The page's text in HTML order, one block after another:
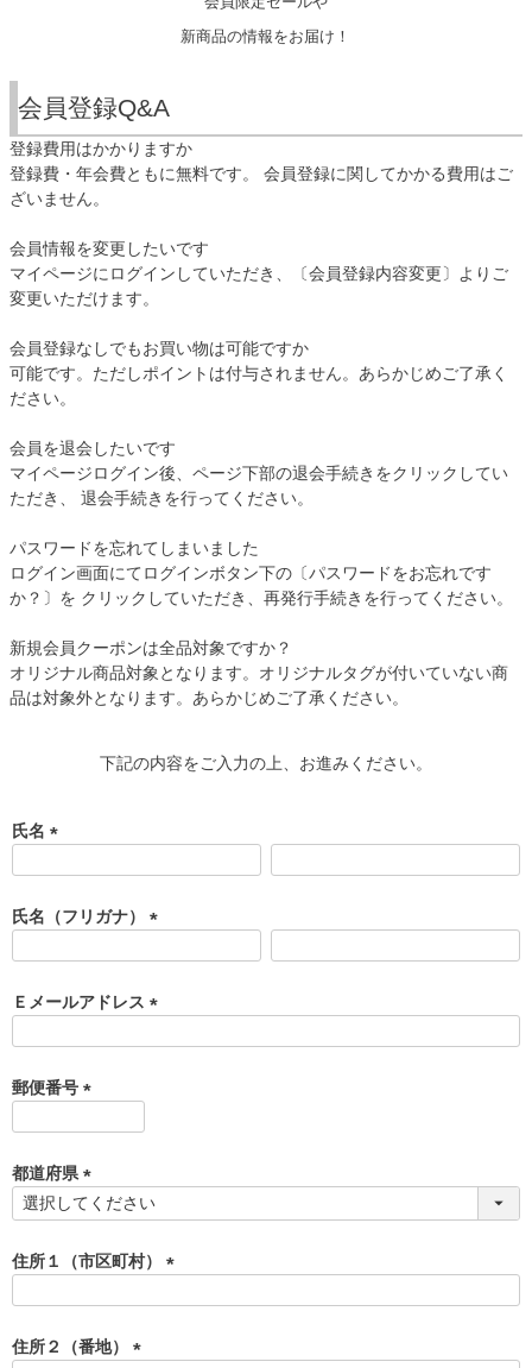
新商品の情報をお届け！
会員登録Q&A
登録費用はかかりますか
登録費・年会費ともに無料です。 会員登録に関してかかる費用はご
ざいません。
会員情報を変更したいです
マイページにログインしていただき、〔会員登録内容変更〕よりご
変更いただけます。
会員登録なしでもお買い物は可能ですか
可能です。ただしポイントは付与されません。あらかじめご了承く
ださい。
会員を退会したいです
マイページログイン後、ページ下部の退会手続きをクリックしてい
ただき、 退会手続きを行ってください。
パスワードを忘れてしまいました
ログイン画面にてログインボタン下の〔パスワードをお忘れです
か？〕を クリックしていただき、再発行手続きを行ってください。
新規会員クーポンは全品対象ですか？
オリジナル商品対象となります。オリジナルタグが付いていない商
品は対象外となります。あらかじめご了承ください。
下記の内容をご入力の上、お進みください。
氏名
須
)
氏名（フリガナ）
須
)
Ｅメールアドレス
郵便番号
須
)
都道府県
(
須
)
住所１（市区町村）
住所２（番地）